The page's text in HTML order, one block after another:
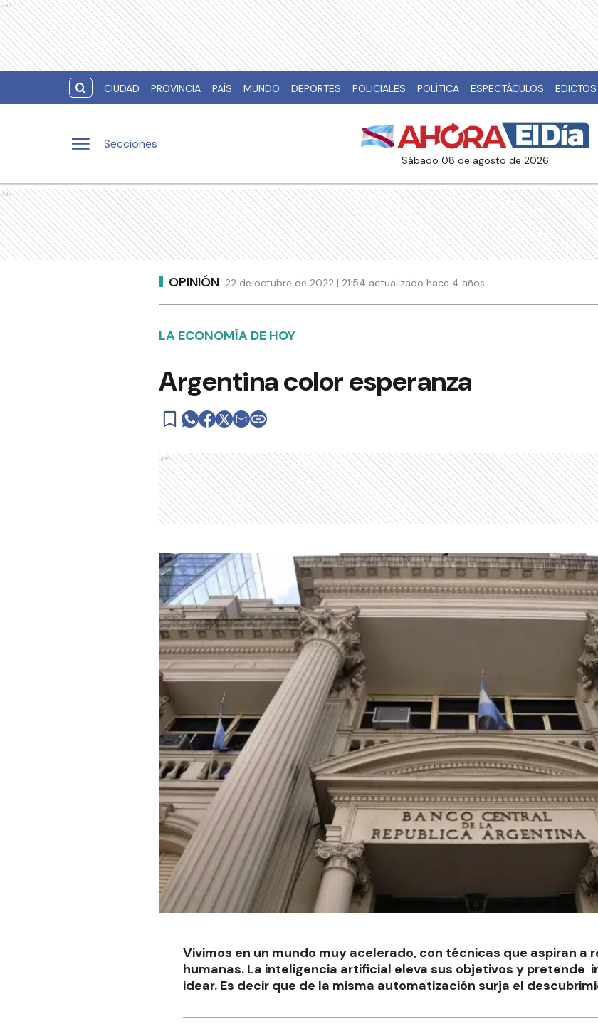
Ads
CIUDAD PROVINCIA PAÍS MUNDO DEPORTES POLICIALES POLÍTICA ESPECTÁCULOS EDICTOS
Secciones
sábado 08 de agosto de 2026
Ads
OPINIÓN 22 de octubre de 2022 | 21:54 actualizado hace 4 años
LA ECONOMÍA DE HOY
Argentina color esperanza
Ads
Vivimos en un mundo muy acelerado, con técnicas que aspiran a
humanas. La inteligencia artificial eleva sus objetivos y pretende
idear. Es decir que de la misma automatización surja el